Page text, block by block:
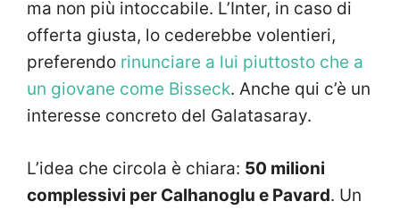
ma non più intoccabile. L’Inter, in caso di
offerta giusta, lo cederebbe volentieri,
preferendo rinunciare a lui piuttosto che a
un giovane come Bisseck. Anche qui c’è un
interesse concreto del Galatasaray.
L’idea che circola è chiara: 50 milioni
complessivi per Calhanoglu e Pavard. Un